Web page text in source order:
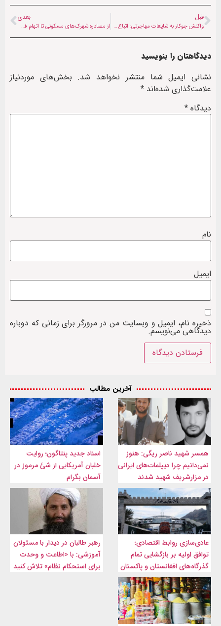
قبل
واکنش جوکار به شایعات مهاجرتی: اتباع خارجی فقط بر اساس «نیاز کشور» وارد می‌شوند
بعدی
از مصادره شهرک‌های مسکونی تا اتهام فساد خانوادگی؛ وزیر دادگستری طالبان انکار کرد
دیدگاهتان را بنویسید
نشانی ایمیل شما منتشر نخواهد شد. بخش‌های موردنیاز
علامت‌گذاری شده‌اند *
دیدگاه *
نام
ایمیل
ذخیره نام، ایمیل و وبسایت من در مرورگر برای زمانی که دوباره
دیدگاهی می‌نویسم.
آخرین مطالب
همسر شهید ناصر ریگی: هنوز
نمی‌دانیم چرا دیپلمات‌های ایرانی
در مزارشریف شهید شدند
اسناد جدید پنتاگون؛ روایت
خلبان آمریکایی از شئ مرموز در
آسمان بگرام
عادی‌سازی روابط اقتصادی؛
توافق اولیه بر بازگشایی تمام
گذرگاه‌های افغانستان و پاکستان
رهبر طالبان در دیدار با مسئولان
آموزشی: با «اطاعت و وحدت
برای استحکام نظام» تلاش کنید